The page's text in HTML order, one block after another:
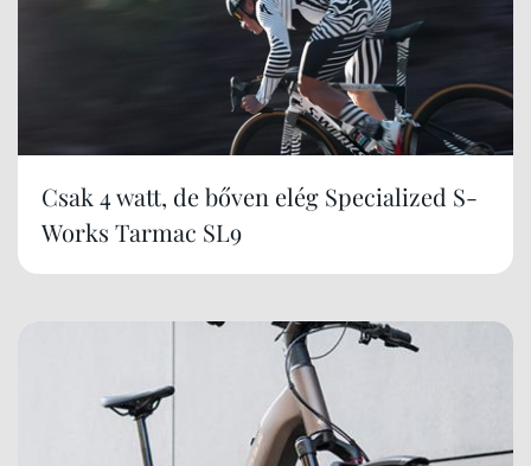
Csak 4 watt, de bőven elég Specialized S-
Works Tarmac SL9